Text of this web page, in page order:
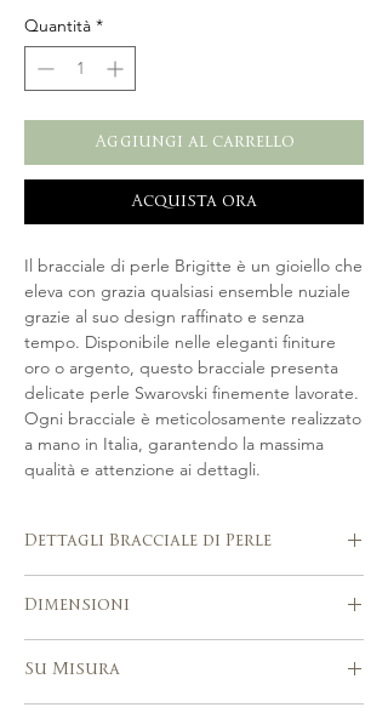
Quantità *
Aggiungi al carrello
Acquista ora
Il bracciale di perle Brigitte è un gioiello che
eleva con grazia qualsiasi ensemble nuziale
grazie al suo design raffinato e senza
tempo. Disponibile nelle eleganti finiture
oro o argento, questo bracciale presenta
delicate perle Swarovski finemente lavorate.
Ogni bracciale è meticolosamente realizzato
a mano in Italia, garantendo la massima
qualità e attenzione ai dettagli.
Dettagli Bracciale di Perle
Realizzato artigianalmente nelle tonalità
oro o argento, con perle Swarovski.
Si abbina perfettamente con una
Dimensioni
Su Misura